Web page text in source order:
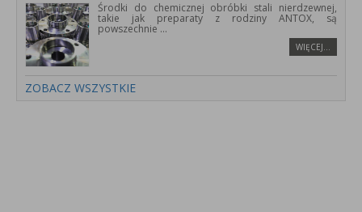
Środki do chemicznej obróbki stali nierdzewnej,
takie jak preparaty z rodziny ANTOX, są
powszechnie...
WIĘCEJ…
ZOBACZ WSZYSTKIE